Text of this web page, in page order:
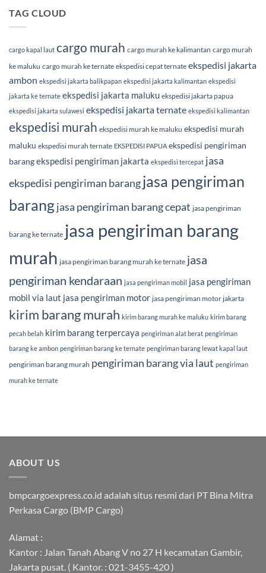
TAG CLOUD
cargo kapal laut cargo murah cargo murah ke kalimantan cargo murah
ke maluku cargo murah ke ternate ekspedisi cepat ternate ekspedisi jakarta
ambon ekspedisi jakarta balikpapan ekspedisi jakarta kalimantan ekspedisi
jakarta ke ternate ekspedisi jakarta maluku ekspedisi jakarta papua
ekspedisi jakarta sulawesi ekspedisi jakarta ternate ekspedisi kalimantan
ekspedisi murah ekspedisi murah ke maluku ekspedisi murah
maluku ekspedisi murah ternate EKSPEDISI PAPUA ekspedisi pengiriman
barangekspedisi pengiriman jakarta ekspedisi tercepat jasa
ekspedisi pengiriman barangjasa pengiriman
barangjasa pengiriman barang cepat jasa pengiriman
barang ke ternate jasa pengiriman barang
murah jasa pengiriman barang murah ke ternate jasa
pengiriman kendaraan jasa pengiriman mobil
jasa pengiriman
mobil via laut jasa pengiriman motor jasa pengiriman motor jakarta
kirim barang murah kirim barang murah ke maluku kirim barang
pecah belah kirim barang terpercaya pengiriman alat berat pengiriman
barang ke ambon pengiriman barang ke ternate pengiriman barang lewat kapal laut
pengiriman barang murah pengiriman barang via laut pengiriman
murah ke ternate
ABOUT US
bmpcargoexpress.co.id adalah situs resmi dari PT Bina Mitra
Perkasa Cargo (BMP Cargo)
Alamat :
Kantor : Jalan Tanah Abang V no 27 H kecamatan Gambir,
Jakarta pusat. ( Kantor. : 021-3455-420 )